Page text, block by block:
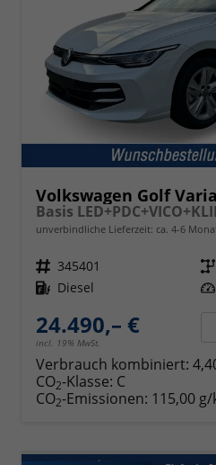
Volkswagen Golf
Basis
unverbindliche Lieferzeit: ca. 4-6
Fahrzeugnr. 345401 Getriebe
Kraftstoff Diesel Leistung
24.490,– €
incl. 19% MwSt.
Verbrauch kombiniert:
CO2-Klasse: C
CO2-Emissionen: 115,00